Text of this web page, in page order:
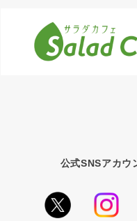
公式SNSアカウ